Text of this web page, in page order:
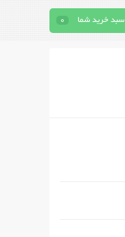
سبد خرید شما 0